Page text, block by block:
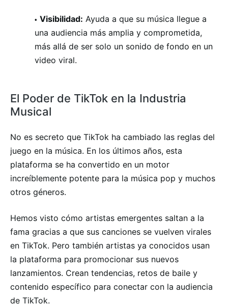
Visibilidad: Ayuda a que su música llegue a
una audiencia más amplia y comprometida,
más allá de ser solo un sonido de fondo en un
video viral.
El Poder de TikTok en la Industria
Musical
No es secreto que TikTok ha cambiado las reglas del
juego en la música. En los últimos años, esta
plataforma se ha convertido en un motor
increíblemente potente para la música pop y muchos
otros géneros.
Hemos visto cómo artistas emergentes saltan a la
fama gracias a que sus canciones se vuelven virales
en TikTok. Pero también artistas ya conocidos usan
la plataforma para promocionar sus nuevos
lanzamientos. Crean tendencias, retos de baile y
contenido específico para conectar con la audiencia
de TikTok.